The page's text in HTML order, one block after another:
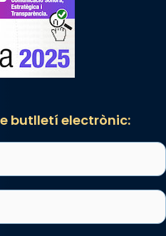
butlletí electrònic: